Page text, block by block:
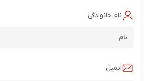
نام خانوادگی:
ایمیل: